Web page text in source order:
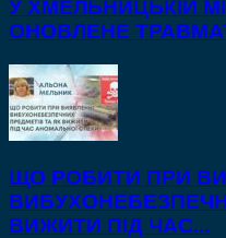
У ХМЕЛЬНИЦЬКІЙ
ОНОВЛЕНЕ
ЩО РОБИТИ ПРИ
ВИЖИТИ ПІД ЧАС...